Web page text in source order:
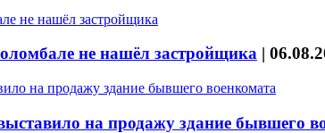
не нашёл застройщика |
на продажу здание бывшего